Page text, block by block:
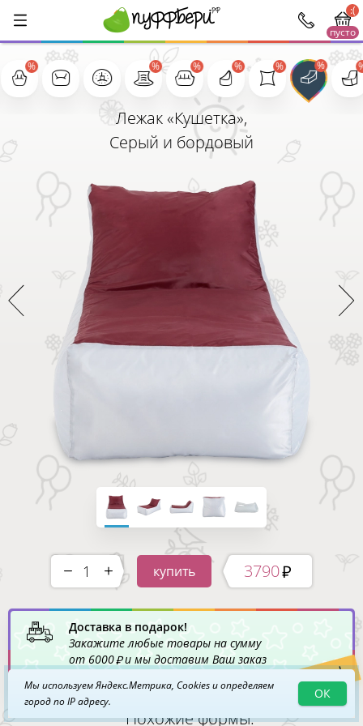
:(
пусто
Лежак «Кушетка»,
Серый и бордовый
+
- купить 3790
Доставка в подарок!
Закажите любые товары на сумму
от 6000 и мы доставим Ваш заказ
Акция!
Похожие формы:
Мы используем Яндекс.Метрика, Cookies и определяем
город по IP адресу.
ОК